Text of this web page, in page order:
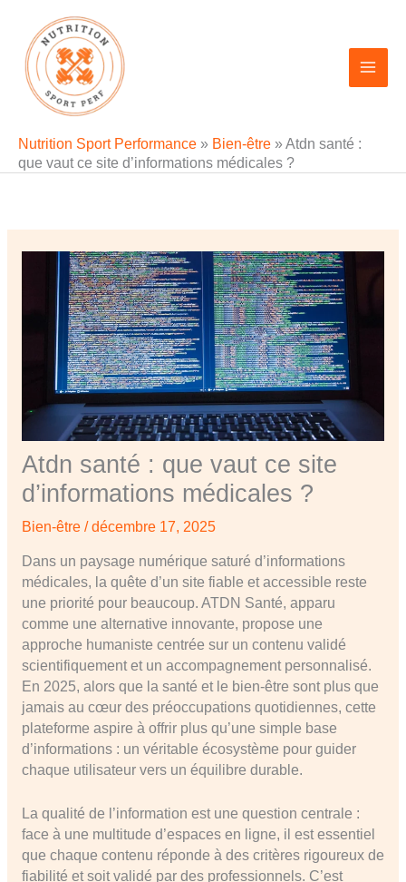
contenu
Nutrition Sport Performance » Bien-être »Atdn santé :
que vaut ce site d’informations médicales ?
Atdn santé : que vaut ce site
d’informations médicales ?
Bien-être/décembre 17, 2025
Dans un paysage numérique saturé d’informations
médicales, la quête d’un site fiable et accessible reste
une priorité pour beaucoup. ATDN Santé, apparu
comme une alternative innovante, propose une
approche humaniste centrée sur un contenu validé
scientifiquement et un accompagnement personnalisé.
En 2025, alors que la santé et le bien-être sont plus que
jamais au cœur des préoccupations quotidiennes, cette
plateforme aspire à offrir plus qu’une simple base
d’informations : un véritable écosystème pour guider
chaque utilisateur vers un équilibre durable.
La qualité de l’information est une question centrale :
face à une multitude d’espaces en ligne, il est essentiel
que chaque contenu réponde à des critères rigoureux de
fiabilité et soit validé par des professionnels. C’est